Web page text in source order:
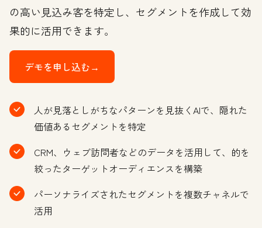
の高い見込み客を特定し、セグメントを作成して効
果的に活用できます。
デモを申し込む→
人が見落としがちなパターンを見抜くAIで、隠れた
価値あるセグメントを特定
CRM、ウェブ訪問者などのデータを活用して、的を
絞ったターゲットオーディエンスを構築
パーソナライズされたセグメントを複数チャネルで
活用